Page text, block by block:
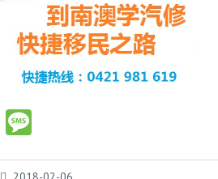
Message